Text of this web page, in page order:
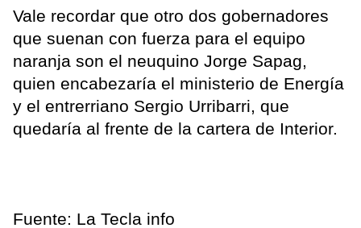
Vale recordar que otro dos gobernadores
que suenan con fuerza para el equipo
naranja son el neuquino Jorge Sapag,
quien encabezaría el ministerio de Energía
y el entrerriano Sergio Urribarri, que
quedaría al frente de la cartera de Interior.
Fuente: La Tecla info